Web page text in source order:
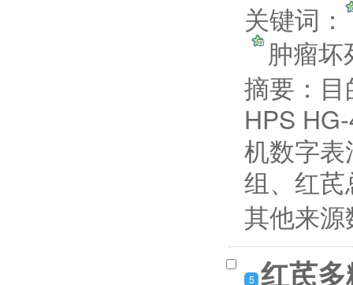
关键词：
肿瘤
摘要：
HPS
机数字
组、红
其他来
5 红芪